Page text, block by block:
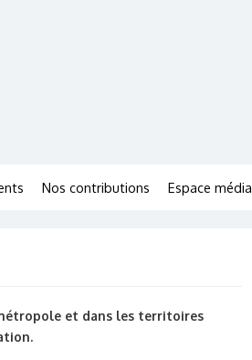
Nos contributions Espace média
et dans les territoires